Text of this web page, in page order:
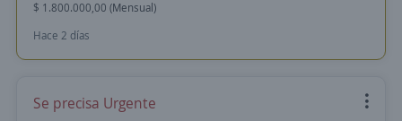
$ 1.800.000,00 (Mensual)
Hace 2 días
Se precisa Urgente